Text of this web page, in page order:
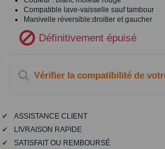
Compatible lave-vaisselle sauf tambour
Manivelle réversible:droitier et gaucher
Définitivement épuisé
Vérifier la compatibilité de
✔
ASSISTANCE CLIENT
✔
LIVRAISON RAPIDE
✔
SATISFAIT OU REMBOURSÉ